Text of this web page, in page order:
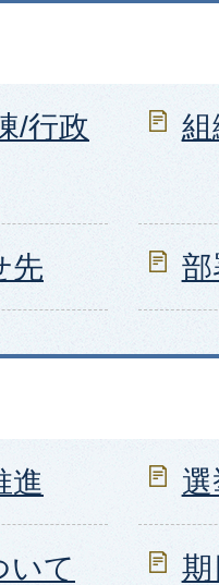
/行政
組
先 部
進
いて